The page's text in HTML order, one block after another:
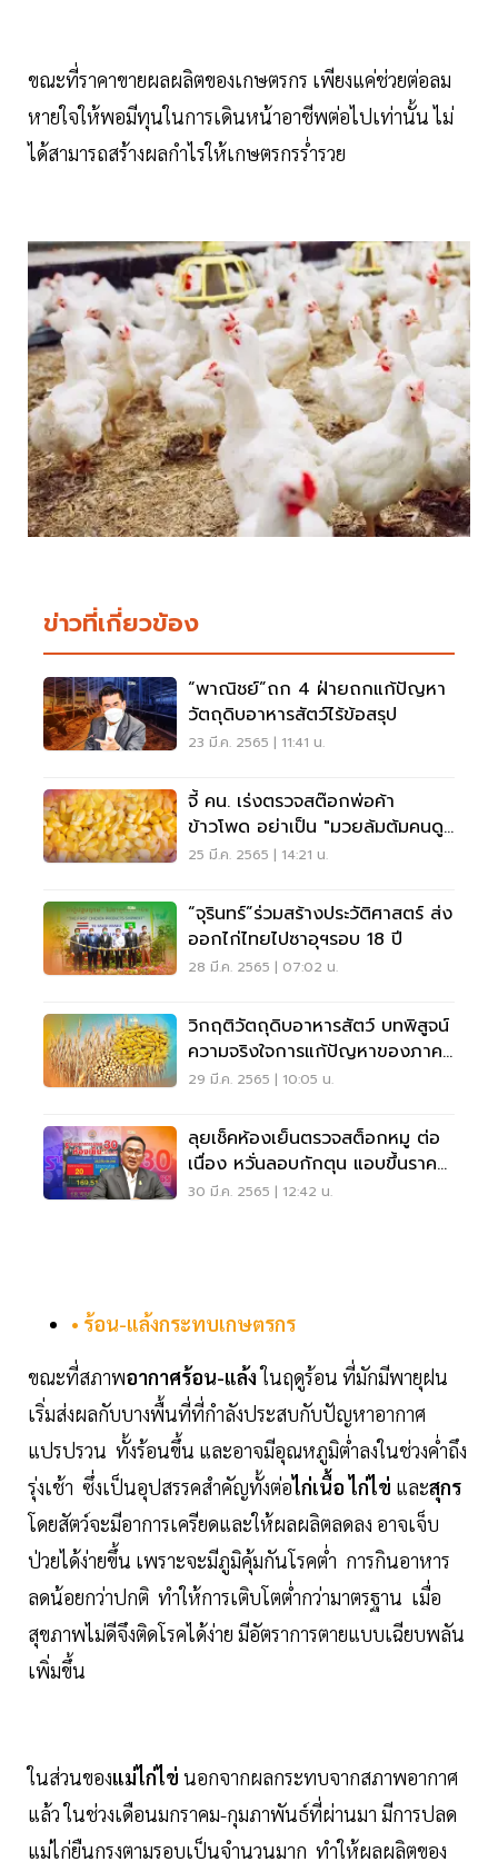
ขณะที่ราคาขายผลผลิตของเกษตรกร เพียงแค่ช่วยต่อลม
หายใจให้พอมีทุนในการเดินหน้าอาชีพต่อไปเท่านั้น ไม่
ได้สามารถสร้างผลกำไรให้เกษตรกรร่ำรวย
ข่าวที่เกี่ยวข้อง
“พาณิชย์”ถก 4 ฝ่ายถกแก้ปัญหา
วัตถุดิบอาหารสัตว์ไร้ข้อสรุป
23 มี.ค. 2565 | 11:41 น.
จี้ คน. เร่งตรวจสต๊อกพ่อค้า
ข้าวโพด อย่าเป็น "มวยล้มต้มคนดู"
ทางแก้ราคาพุ่ง
25 มี.ค. 2565 | 14:21 น.
“จุรินทร์”ร่วมสร้างประวัติศาสตร์ ส่ง
ออกไก่ไทยไปซาอุฯรอบ 18 ปี
28 มี.ค. 2565 | 07:02 น.
วิกฤติวัตถุดิบอาหารสัตว์ บทพิสูจน์
ความจริงใจการแก้ปัญหาของภาค
รัฐ
29 มี.ค. 2565 | 10:05 น.
ลุยเช็คห้องเย็นตรวจสต็อกหมู ต่อ
เนื่อง หวั่นลอบกักตุน แอบขึ้นราคา
ไร้เหตุผล
30 มี.ค. 2565 | 12:42 น.
• ร้อน-แล้งกระทบเกษตรกร
ขณะที่สภาพอากาศร้อน-แล้งในฤดูร้อน ที่มักมีพายุฝน
เริ่มส่งผลกับบางพื้นที่ที่กำลังประสบกับปัญหาอากาศ
แปรปรวน ทั้งร้อนขึ้น และอาจมีอุณหภูมิต่ำลงในช่วงค่ำถึง
รุ่งเช้า ซึ่งเป็นอุปสรรคสำคัญทั้งต่อไก่เนื้อ ไก่ไข่ และสุกร
โดยสัตว์จะมีอาการเครียดและให้ผลผลิตลดลง อาจเจ็บ
ป่วยได้ง่ายขึ้น เพราะจะมีภูมิคุ้มกันโรคต่ำ การกินอาหาร
ลดน้อยกว่าปกติ ทำให้การเติบโตต่ำกว่ามาตรฐาน เมื่อ
สุขภาพไม่ดีจึงติดโรคได้ง่าย มีอัตราการตายแบบเฉียบพลัน
เพิ่มขึ้น
ในส่วนของแม่ไก่ไข่ นอกจากผลกระทบจากสภาพอากาศ
แล้ว ในช่วงเดือนมกราคม-กุมภาพันธ์ที่ผ่านมา มีการปลด
แม่ไก่ยืนกรงตามรอบเป็นจำนวนมาก ทำให้ผลผลิตของ